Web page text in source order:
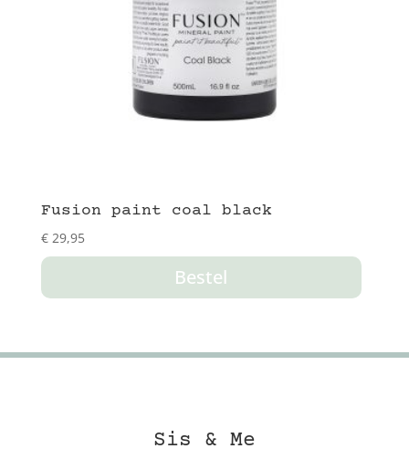
Fusion paint coal black
€29,95
Bestel
Sis & Me